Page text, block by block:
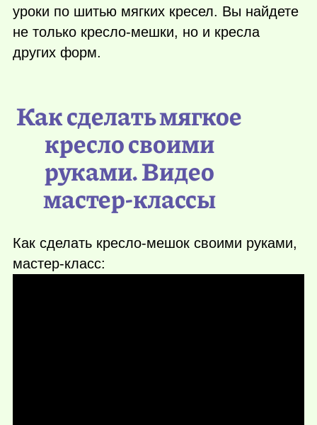
уроки по шитью мягких кресел. Вы найдете
не только кресло-мешки, но и кресла
других форм.
Как сделать мягкое
кресло своими
руками. Видео
мастер-классы
Как сделать кресло-мешок своими руками,
мастер-класс: